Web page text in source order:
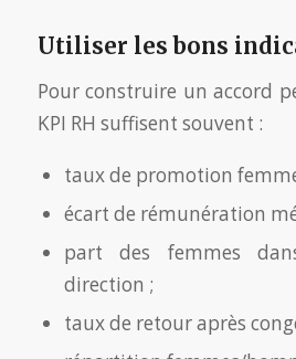
Utiliser les bons
Pour construire un accord
KPI RH suffisent souvent :
taux de promotion
écart de rémunération
part des femmes
direction ;
taux de retour après